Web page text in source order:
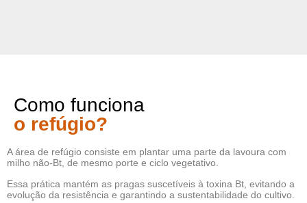
Como funciona
o refúgio?
A área de refúgio consiste em plantar uma parte da lavoura com
milho não-Bt, de mesmo porte e ciclo vegetativo.
Essa prática mantém as pragas suscetíveis à toxina Bt, evitando a
evolução da resistência e garantindo a sustentabilidade do cultivo.